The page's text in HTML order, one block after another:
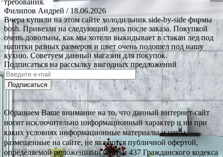
Филипов Андрей / 18.06.2026
Вчера купили на этом сайте холодильник side-by-side фирмы
bosh. Привезли на следующий день после заказа. Покупкой
очень довольны, как мы хотели выкидывает в стакан лед под
напитки разных размеров и цвет очень подошел под нашу
кухню. Советуем данный магазин для покупок.
Подписаться на рассылку выгодных предложений
Подписаться
Обращаем Ваше внимание на то, что данный интернет-сайт
носит исключительно информационный характер и ни при
каких условиях информационные материалы и цены,
размещенные на сайте, не являются публичной офертой,
определяемой положениями Статьи 437 Гражданского кодекса